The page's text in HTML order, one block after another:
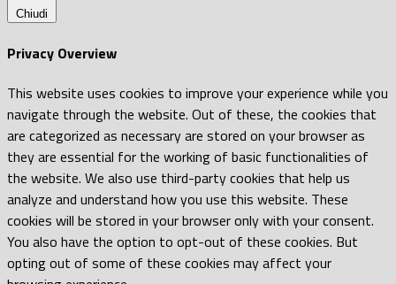
Chiudi
Privacy Overview
This website uses cookies to improve your experience while you
navigate through the website. Out of these, the cookies that
are categorized as necessary are stored on your browser as
they are essential for the working of basic functionalities of
the website. We also use third-party cookies that help us
analyze and understand how you use this website. These
cookies will be stored in your browser only with your consent.
You also have the option to opt-out of these cookies. But
opting out of some of these cookies may affect your